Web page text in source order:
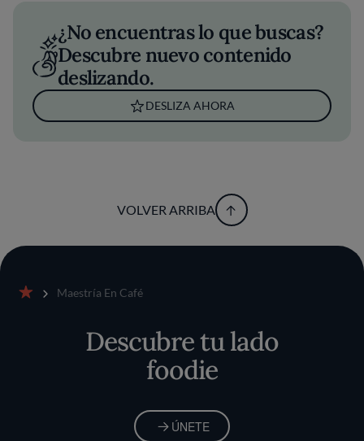
¿No encuentras lo que buscas?
Descubre nuevo contenido
deslizando.
DESLIZA AHORA
VOLVER ARRIBA
Maestría En Café
Descubre tu lado
foodie
ÚNETE